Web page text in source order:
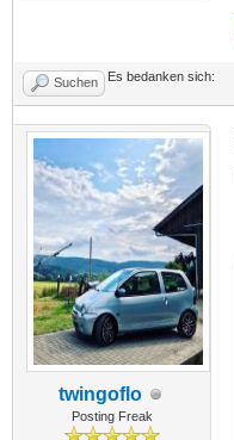
Suchen Es bedanken sich:
twingoflo
Posting Freak